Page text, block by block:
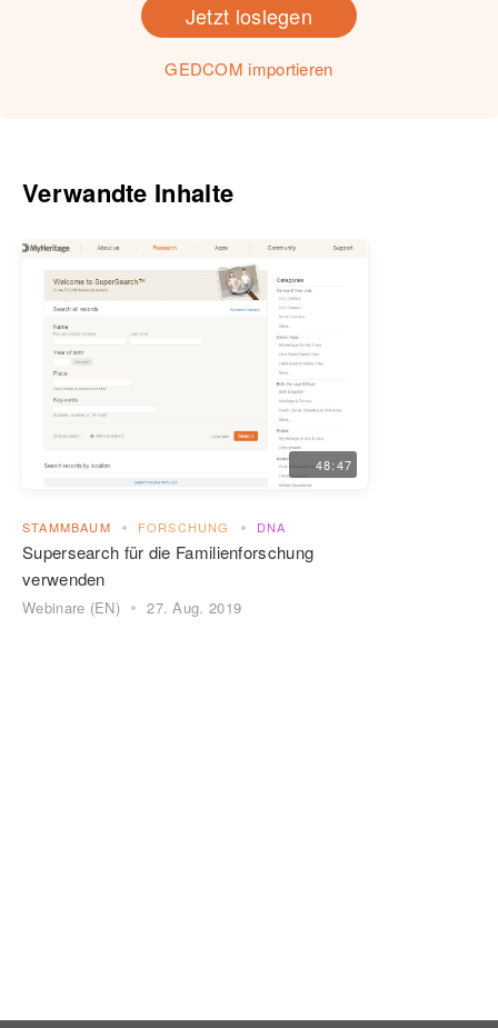
GEDCOM importieren
Jetzt loslegen
Verwandte Inhalte
48:47
STAMMBAUM FORSCHUNG DNA
Supersearch für die Familienforschung
verwenden
Webinare (EN) 27. Aug. 2019